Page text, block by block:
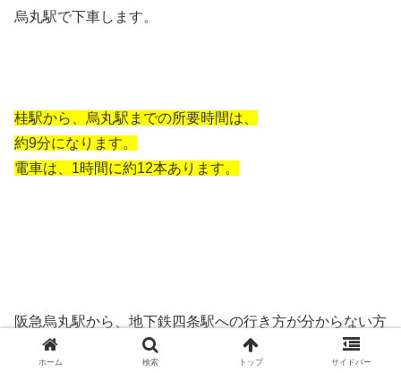
烏丸駅で下車します。
桂駅から、烏丸駅までの所要時間は、
約9分になります。
電車は、1時間に約12本あります。
阪急烏丸駅から、地下鉄四条駅への行き方が分からない方
は、
ホーム 検索 トップ サイドバー